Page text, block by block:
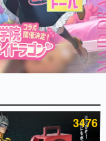
3476